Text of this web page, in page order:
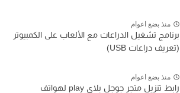
منذ بضع اعوام
برنامج تشغيل الدراعات مع الألعاب على الكمبيوتر
(تعريف دراعات USB)
منذ بضع اعوام
رابط تنزيل متجر جوجل بلاي play لهواتف